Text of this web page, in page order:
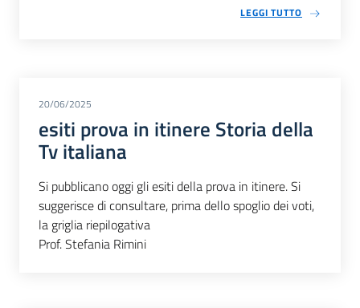
LEGGI TUTTO
20/06/2025
esiti prova in itinere Storia della
Tv italiana
Si pubblicano oggi gli esiti della prova in itinere. Si
suggerisce di consultare, prima dello spoglio dei voti,
la griglia riepilogativa
Prof. Stefania Rimini